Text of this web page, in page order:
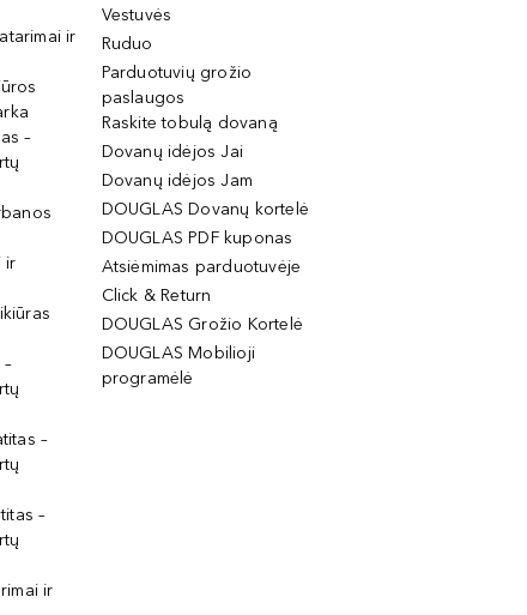
ir
–
ir
–
–
ir
Vestuvės
Ruduo
Parduotuvių grožio
paslaugos
Raskite tobulą dovaną
Dovanų idėjos Jai
Dovanų idėjos Jam
DOUGLAS Dovanų kortelė
DOUGLAS PDF kuponas
Atsiėmimas parduotuvėje
Click & Return
DOUGLAS Grožio Kortelė
DOUGLAS Mobilioji
programėlė